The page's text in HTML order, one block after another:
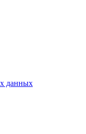
данных